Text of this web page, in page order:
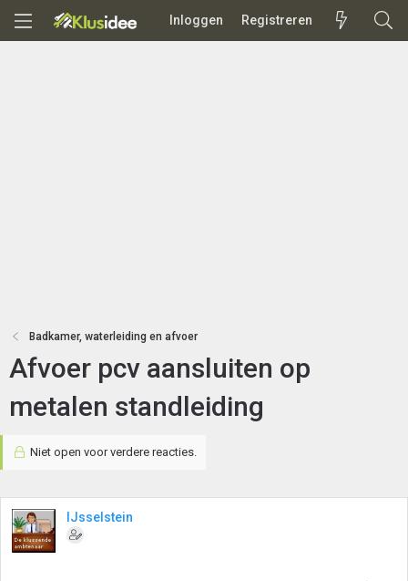
Inloggen Registreren
Badkamer, waterleiding en afvoer
Afvoer pcv aansluiten op
metalen standleiding
Niet open voor verdere reacties.
IJsselstein